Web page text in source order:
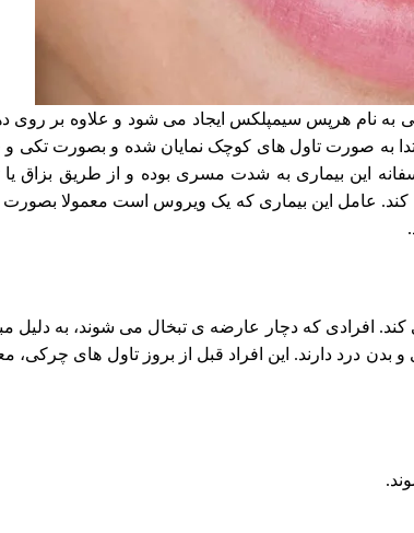
نام هرپس سیمپلکس ایجاد می شود و علاوه بر روی
به صورت تاول های کوچک نمایان شده و بصورت تکی
این بیماری به شدت مسری بوده و از طریق بزاق
عامل این بیماری که یک ویروس است معمولا بصورت
کند. افرادی که دچار عارضه ی تبخال می شوند، به
درد دارند. این افراد قبل از بروز تاول های چرکی،